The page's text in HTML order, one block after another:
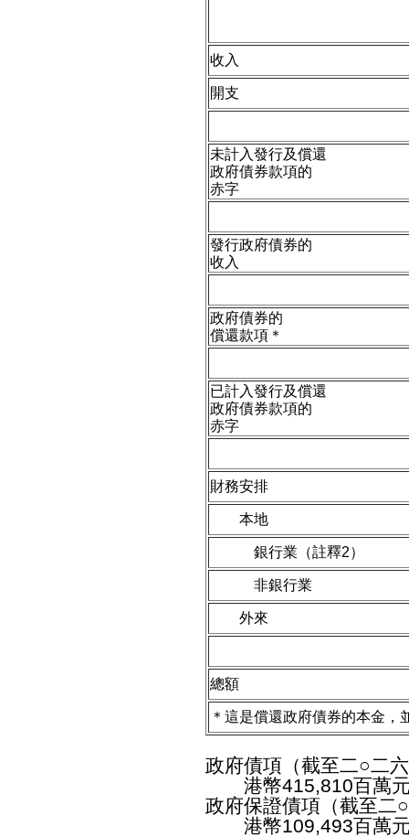
收入
開支
未計入發行及償還
政府債券款項的
赤字
發行政府債券的
收入
政府債券的
償還款項＊
已計入發行及償還
政府債券款項的
赤字
財務安排
本地
銀行業（註釋2）
非銀行業
外來
總額
＊這是償還政府債券的本金
政府債項（截至二○二
港幣415,810百萬
政府保證債項（截至二
港幣109,493百萬